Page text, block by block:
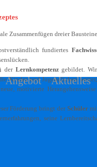
Angebot Aktuelles
Zusammenfügen dreier
fundiertes
der Lernkompetenzgebildet.
Kinder und Jugendlichen
motivierte
Förderung bringt der Schüler
seine